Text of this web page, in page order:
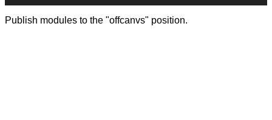
Publish modules to the "offcanvs" position.